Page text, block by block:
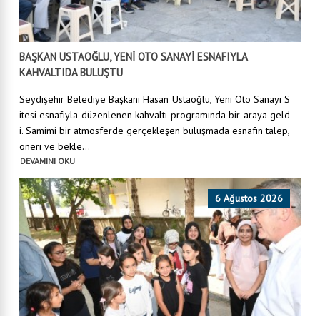
BAŞKAN USTAOĞLU, YENİ OTO SANAYİ ESNAFIYLA
KAHVALTIDA BULUŞTU
Seydişehir Belediye Başkanı Hasan Ustaoğlu, Yeni Oto Sanayi S
itesi esnafıyla düzenlenen kahvaltı programında bir araya geld
i. Samimi bir atmosferde gerçekleşen buluşmada esnafın talep,
öneri ve bekle...
DEVAMINI OKU
6 Ağustos 2026